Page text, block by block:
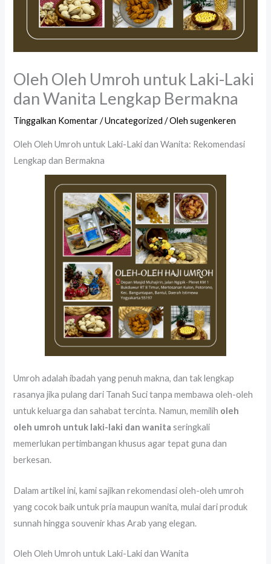
Oleh Oleh Umroh untuk Laki-Laki
dan Wanita Lengkap Bermakna
Tinggalkan Komentar /Uncategorized / Olehsugenkeren
Oleh Oleh Umroh untuk Laki-Laki dan Wanita: Rekomendasi
Lengkap dan Bermakna
Umroh adalah ibadah yang penuh makna, dan tak lengkap
rasanya jika pulang dari Tanah Suci tanpa membawa oleh-oleh
untuk keluarga dan sahabat tercinta. Namun, memilih oleh
oleh umroh untuk laki-laki dan wanita seringkali
memerlukan pertimbangan khusus agar tepat guna dan
berkesan.
Dalam artikel ini, kami sajikan rekomendasi oleh-oleh umroh
yang cocok baik untuk pria maupun wanita, mulai dari produk
sunnah hingga souvenir khas Arab yang elegan.
Oleh Oleh Umroh untuk Laki-Laki dan Wanita